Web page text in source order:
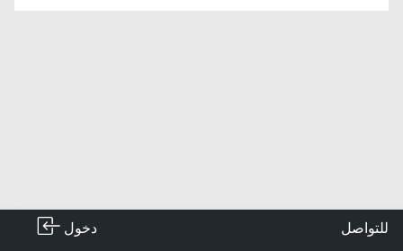
للتواصل دخول